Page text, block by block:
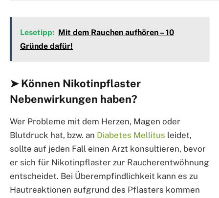
Lesetipp: Mit dem Rauchen aufhören – 10
Gründe dafür!
➤ Können Nikotinpflaster
Nebenwirkungen haben?
Wer Probleme mit dem Herzen, Magen oder
Blutdruck hat, bzw. an Diabetes Mellitus leidet,
sollte auf jeden Fall einen Arzt konsultieren, bevor
er sich für Nikotinpflaster zur Raucherentwöhnung
entscheidet. Bei Überempfindlichkeit kann es zu
Hautreaktionen aufgrund des Pflasters kommen